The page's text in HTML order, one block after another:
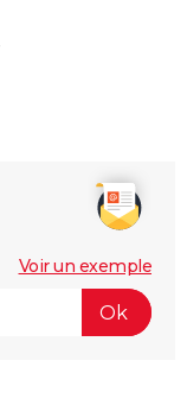
Voir un exemple